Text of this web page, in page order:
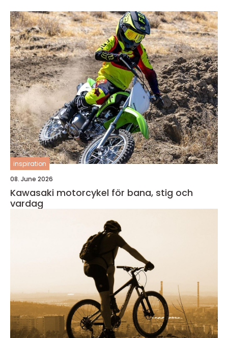
inspiration
08. June 2026
Kawasaki motorcykel för bana, stig och
vardag